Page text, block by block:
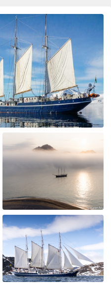
as described-yes
from sleeping
The food was
guides (Jordy & Bill) were
knowledgable. We were
of polar bears close up
The Rembrandt can get
along with artic
The glaciers and
particularly liked that the
watched polar bears for
called at 4 am for an
ship crew helped make
our thanks onto the whole
Spitzbergen
Tage an Bord der
Erwartungen wurden
besonderen Dank gilt